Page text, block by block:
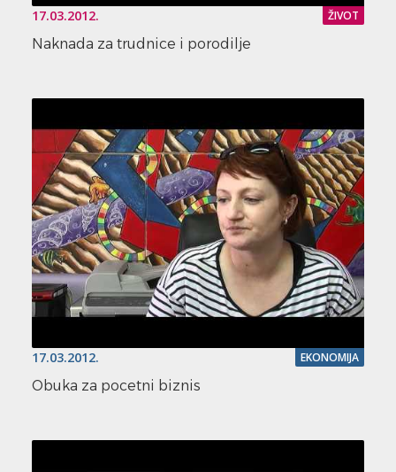
17.03.2012. ŽIVOT
Naknada za trudnice i porodilje
17.03.2012. EKONOMIJA
Obuka za pocetni biznis